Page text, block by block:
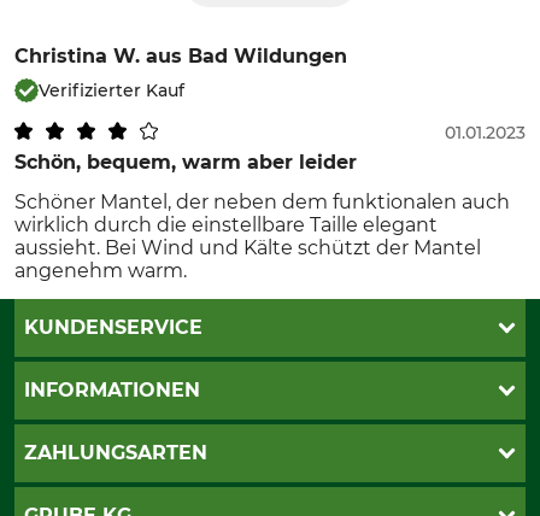
Christina W. aus Bad Wildungen
Verifizierter Kauf
Schön, bequem, warm aber leider
01.01.2023
Schöner Mantel, der neben dem funktionalen auch
wirklich durch die einstellbare Taille elegant
aussieht. Bei Wind und Kälte schützt der Mantel
angenehm warm.
KUNDENSERVICE
Live-Shopping
INFORMATIONEN
AGB
ZAHLUNGSARTEN
PayPal